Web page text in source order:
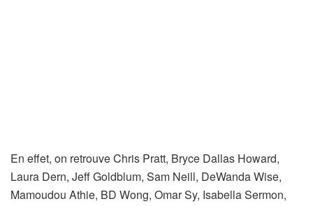
En effet, on retrouve Chris Pratt, Bryce Dallas Howard,
Laura Dern, Jeff Goldblum, Sam Neill, DeWanda Wise,
Mamoudou Athie, BD Wong, Omar Sy, Isabella Sermon,